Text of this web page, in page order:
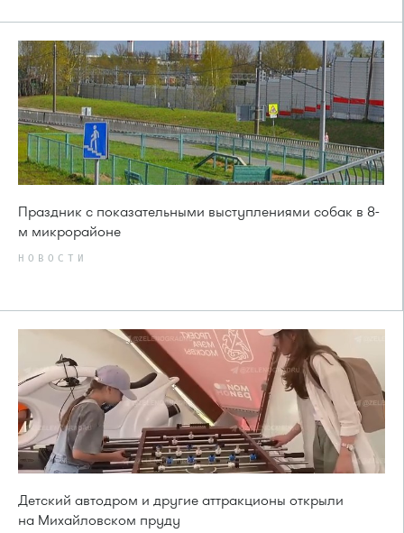
Праздник с показательными выступлениями собак в 8-
м микрорайоне
НОВОСТИ
Детский автодром и другие аттракционы открыли
на Михайловском пруду